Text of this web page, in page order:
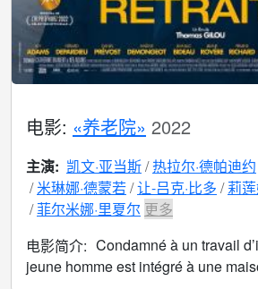
电影: «养老院» 2022
主演: 凯文·亚当斯 热拉尔·德帕迪约
米琳娜·德蒙若 让-吕克·比多
莉
菲尔米娜·里夏尔 更多
电影简介: Condamné à un travail
jeune homme est intégré à une